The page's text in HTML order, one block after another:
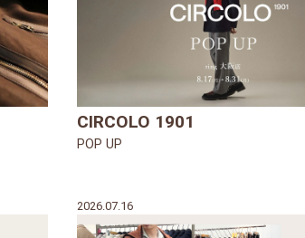
CIRCOLO 1901
POP UP
2026.07.16